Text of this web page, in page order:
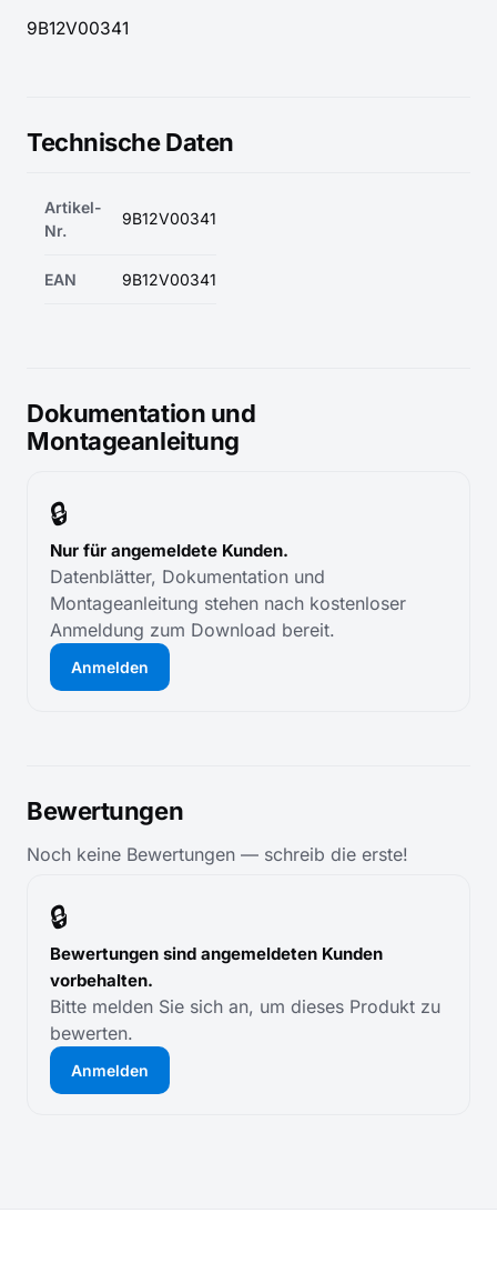
9B12V00341
Technische Daten
Artikel-
Nr.
9B12V00341
EAN 9B12V00341
Dokumentation und
Montageanleitung
🔒
Nur für angemeldete Kunden.
Datenblätter, Dokumentation und
Montageanleitung stehen nach kostenloser
Anmeldung zum Download bereit.
Anmelden
Bewertungen
Noch keine Bewertungen — schreib die erste!
🔒
Bewertungen sind angemeldeten Kunden
vorbehalten.
Bitte melden Sie sich an, um dieses Produkt zu
bewerten.
Anmelden